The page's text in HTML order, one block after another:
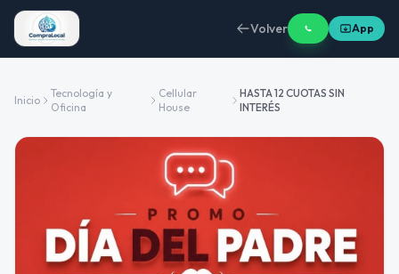
Volver App
Inicio
Tecnología y
Oficina
Cellular
House
HASTA 12 CUOTAS SIN
INTERÉS